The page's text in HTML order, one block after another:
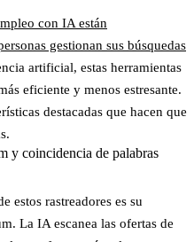
con IA están
gestionan sus búsquedas
artificial, estas herramientas
eficiente y menos estresante.
destacadas que hacen que
y coincidencia de palabras
estos rastreadores es su
La IA escanea las ofertas de